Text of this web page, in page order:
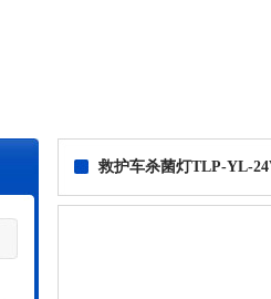
救护车杀菌灯TLP-YL-